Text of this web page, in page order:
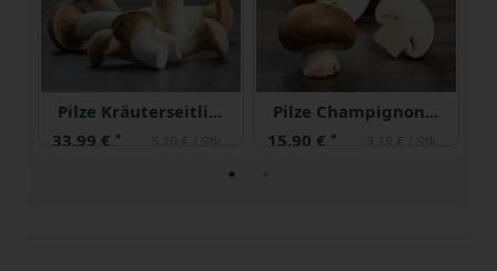
Pilze Kräuterseitlinge regional
33,99 € * 5,10 € / Stk (1 Stück ca. 150g)
Pilze Champignons 200 g regional
15,90 € *